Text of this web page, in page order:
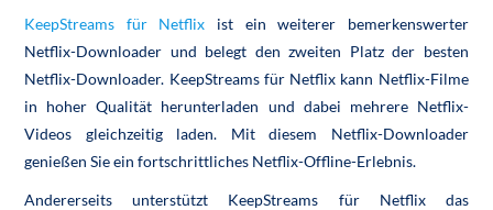
KeepStreams für Netflix ist ein weiterer bemerkenswerter
Netflix-Downloader und belegt den zweiten Platz der besten
Netflix-Downloader. KeepStreams für Netflix kann Netflix-Filme
in hoher Qualität herunterladen und dabei mehrere Netflix-
Videos gleichzeitig laden. Mit diesem Netflix-Downloader
genießen Sie ein fortschrittliches Netflix-Offline-Erlebnis.
Andererseits unterstützt KeepStreams für Netflix das